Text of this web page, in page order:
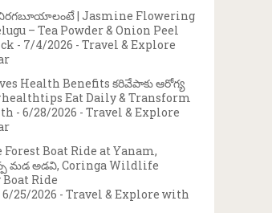
విరగబూయాలంటే | Jasmine Flowering
– Tea Powder & Onion Peel
- 7/4/2026 - Travel & Explore
Health Benefits కరివేపాకు ఆరోగ్య
Eat Daily & Transform
- 6/28/2026 - Travel & Explore
Forest Boat Ride at Yanam,
మడ అడవి, Coringa Wildlife
Ride
6/25/2026 - Travel & Explore with